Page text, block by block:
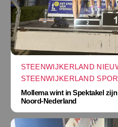
STEENWIJKERLAND
STEENWIJKERLAND
Mollema wint in Spektakel
Noord-Nederland